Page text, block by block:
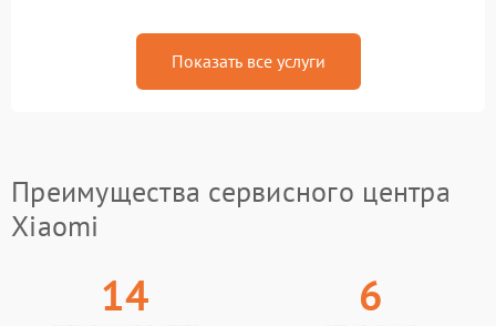
Показать все услуги
Преимущества сервисного центра
Xiaomi
14 6